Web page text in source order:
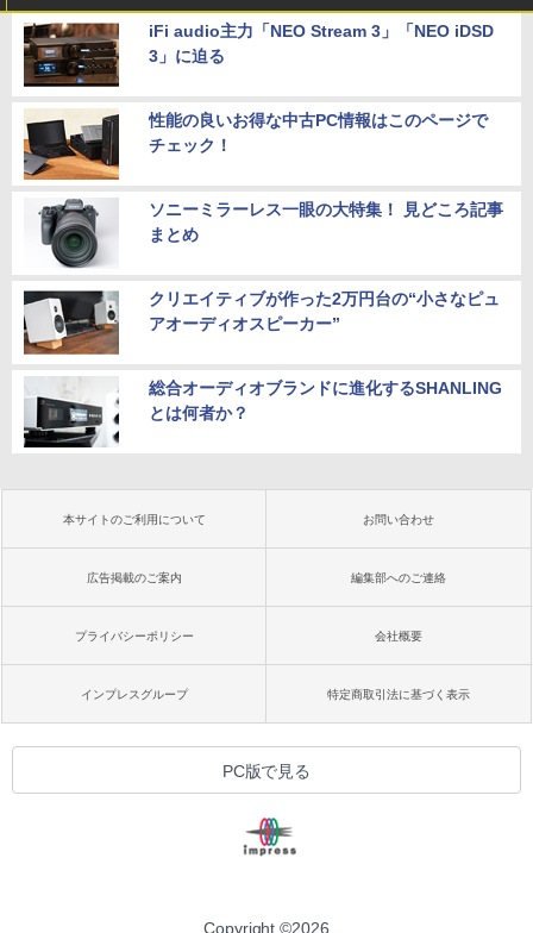
iFi audio主力「NEO Stream 3」「NEO iDSD
3」に迫る
性能の良いお得な中古PC情報はこのページで
チェック！
ソニーミラーレス一眼の大特集！ 見どころ記事
まとめ
クリエイティブが作った2万円台の“小さなピュ
アオーディオスピーカー”
総合オーディオブランドに進化するSHANLING
とは何者か？
本サイトのご利用について お問い合わせ
広告掲載のご案内 編集部へのご連絡
プライバシーポリシー 会社概要
インプレスグループ 特定商取引法に基づく表示
PC版で見る
Copyright ©2026